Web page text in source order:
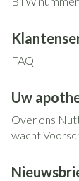
FAQ
Uw
Over ons
wacht